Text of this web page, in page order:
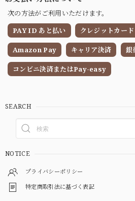
次の方法がご利用いただけます。
PAY ID あと払い
クレジットカード
Amazon Pay キャリア決済 銀
コンビニ決済またはPay-easy
SEARCH
NOTICE
プライバシーポリシー
特定商取引法に基づく表記